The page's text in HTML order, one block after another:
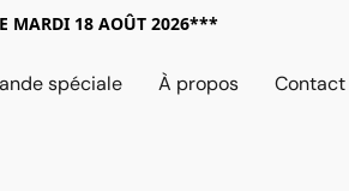
MARDI 18 AOÛT 2026***
spéciale À propos Contact